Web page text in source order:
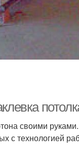
своими
с технологией